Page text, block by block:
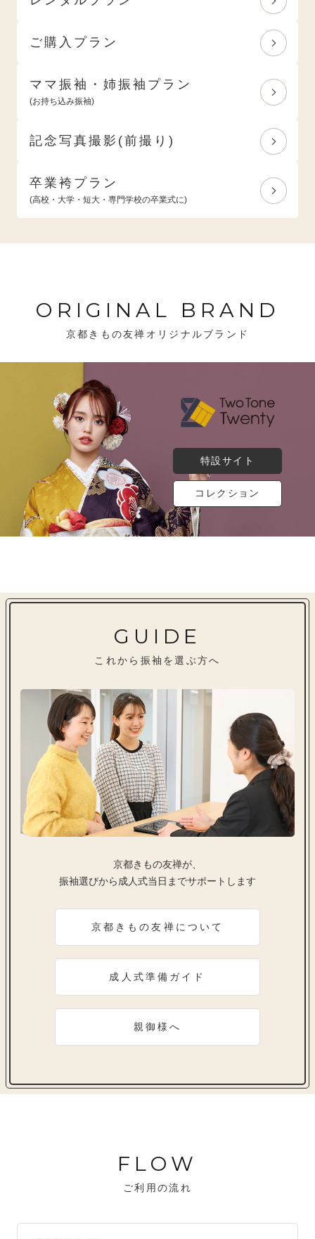
ご購入プラン
ママ振袖・姉振袖プラン
(お持ち込み振袖)
記念写真撮影(前撮り)
卒業袴プラン
(高校・大学・短大・専門学校の卒業式に)
ORIGINAL BRAND
京都きもの友禅オリジナルブランド
特設サイト
コレクション
GUIDE
これから振袖を選ぶ方へ
京都きもの友禅が、
振袖選びから成人式当日までサポートします
京都きもの友禅について
成人式準備ガイド
親御様へ
FLOW
ご利用の流れ